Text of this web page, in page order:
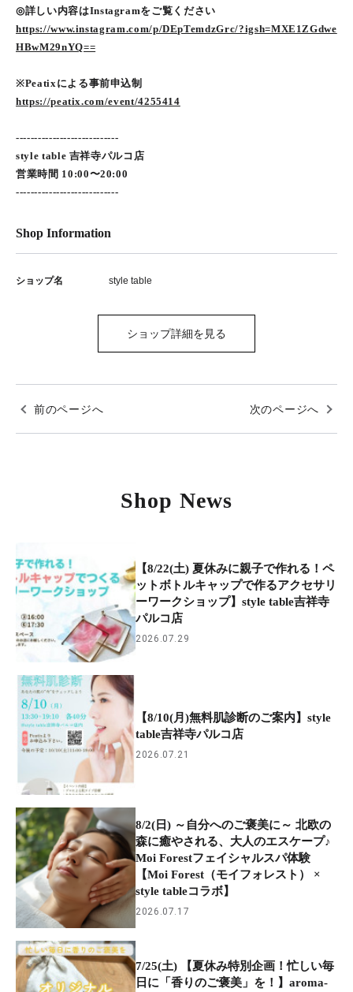
◎詳しい内容はInstagramをご覧ください
https://www.instagram.com/p/DEpTemdzGrc/?igsh=MXE1ZGdwe
HBwM29nYQ==
※Peatixによる事前申込制
https://peatix.com/event/4255414
----------------------------
style table 吉祥寺パルコ店
営業時間 10:00〜20:00
----------------------------
Shop Information
ショップ名 style table
ショップ詳細を見る
前のページへ 次のページへ
Shop News
【8/22(土) 夏休みに親子で作れる！ペ
ットボトルキャップで作るアクセサリ
ーワークショップ】style table吉祥寺
パルコ店
2026.07.29
【8/10(月)無料肌診断のご案内】style
table吉祥寺パルコ店
2026.07.21
8/2(日) ～自分へのご褒美に～ 北欧の
森に癒やされる、大人のエスケープ♪
Moi Forestフェイシャルスパ体験
【Moi Forest（モイフォレスト） ×
style tableコラボ】
2026.07.17
7/25(土) 【夏休み特別企画！忙しい毎
日に「香りのご褒美」を！】aroma-